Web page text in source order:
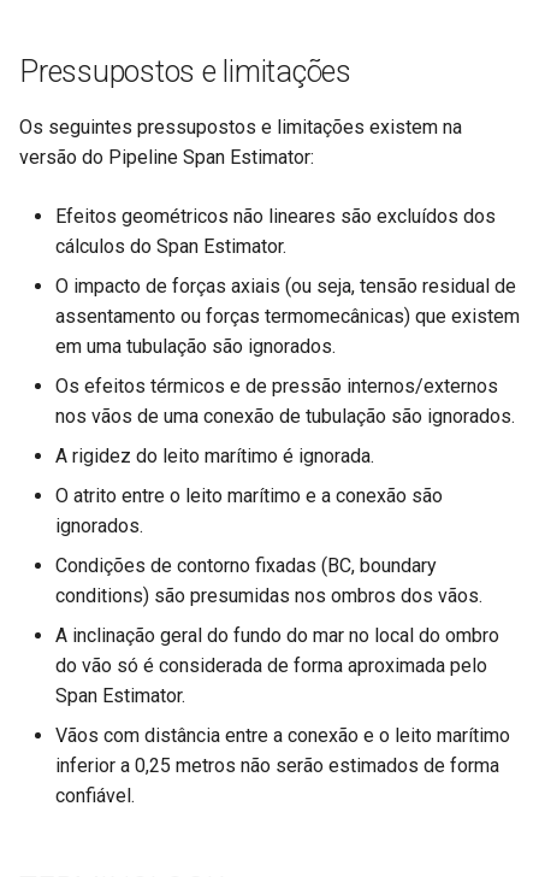
Pressupostos e limitações
Os seguintes pressupostos e limitações existem na
versão do Pipeline Span Estimator:
Efeitos geométricos não lineares são excluídos dos
cálculos do Span Estimator.
O impacto de forças axiais (ou seja, tensão residual de
assentamento ou forças termomecânicas) que existem
em uma tubulação são ignorados.
Os efeitos térmicos e de pressão internos/externos
nos vãos de uma conexão de tubulação são ignorados.
A rigidez do leito marítimo é ignorada.
O atrito entre o leito marítimo e a conexão são
ignorados.
Condições de contorno fixadas (BC, boundary
conditions) são presumidas nos ombros dos vãos.
A inclinação geral do fundo do mar no local do ombro
do vão só é considerada de forma aproximada pelo
Span Estimator.
Vãos com distância entre a conexão e o leito marítimo
inferior a 0,25 metros não serão estimados de forma
confiável.